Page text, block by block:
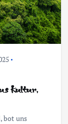
Kultur,
bot uns